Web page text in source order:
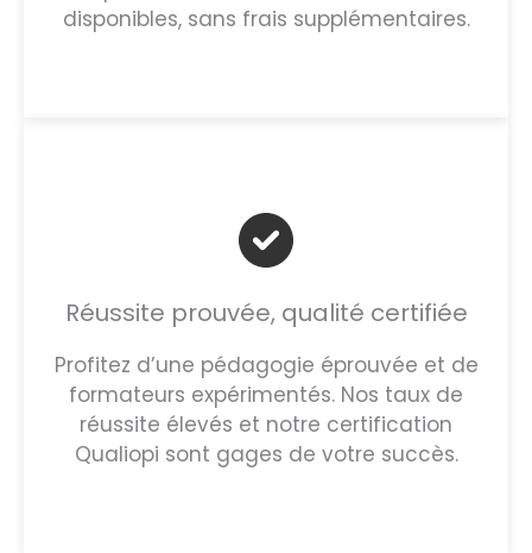
disponibles, sans frais supplémentaires.
Réussite prouvée, qualité certifiée
Profitez d’une pédagogie éprouvée et de
formateurs expérimentés. Nos taux de
réussite élevés et notre certification
Qualiopi sont gages de votre succès.